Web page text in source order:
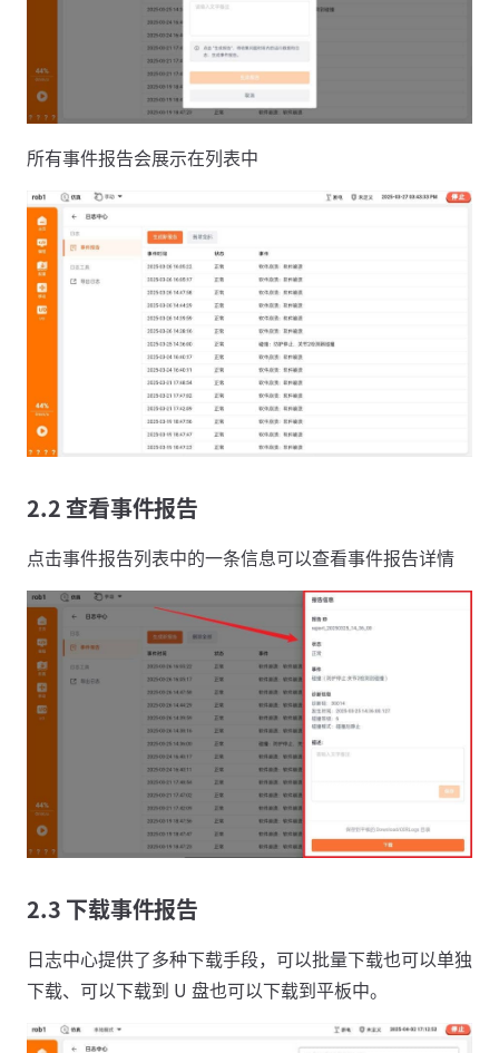
所有事件报告会展示在列表中
2.2 查看事件报告
点击事件报告列表中的一条信息可以查看事件报告详情
2.3 下载事件报告
日志中心提供了多种下载手段，可以批量下载也可以单独
下载、可以下载到 U 盘也可以下载到平板中。